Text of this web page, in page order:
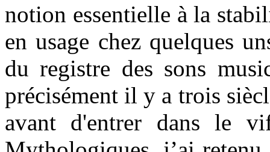
notion essentielle à la
en usage chez quelques
du registre des sons
précisément il y a trois
avant d'entrer dans le